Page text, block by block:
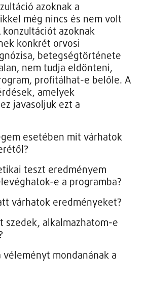
azoknak a
még nincs és nem volt
azoknak
konkrét orvosi
betegségtörténete
nem tudja eldönteni,
profitálhat-e belőle. A
amelyek
javasoljuk ezt a
esetében mit várhatok
teszt eredményem
e a programba?
várhatok eredményeket?
szedek, alkalmazhatom-e
véleményt mondanának a